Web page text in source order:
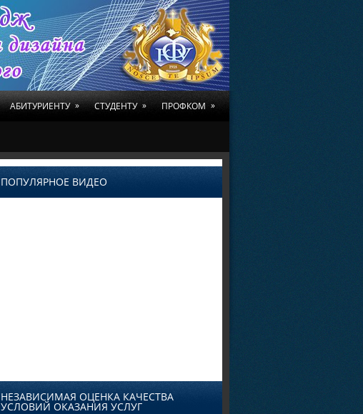
АБИТУРИЕНТУ » СТУДЕНТУ » ПРОФКОМ »
ПОПУЛЯРНОЕ ВИДЕО
НЕЗАВИСИМАЯ ОЦЕНКА КАЧЕСТВА
УСЛОВИЙ ОКАЗАНИЯ УСЛУГ